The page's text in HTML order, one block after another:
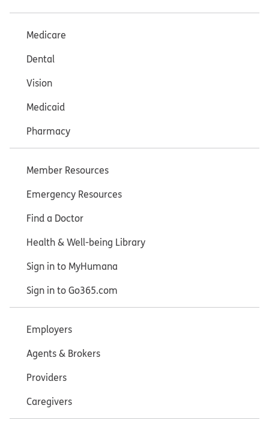
Medicare
Dental
Vision
Medicaid
Pharmacy
Member Resources
Emergency Resources
Find a Doctor
Health & Well-being Library
Sign in to MyHumana
Sign in to Go365.com
Employers
Agents & Brokers
Providers
Caregivers